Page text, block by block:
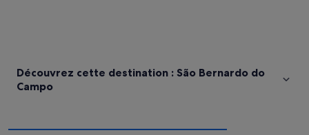
Découvrez cette destination : São Bernardo do
Campo